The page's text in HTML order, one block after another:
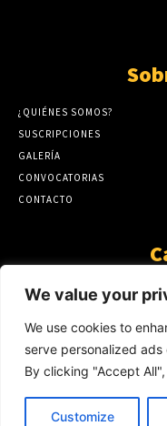
We value your
We use cookies to
serve personalized
By clicking "Accept
Customize
¿QUIÉNES SOMOS?
SUSCRIPCIONES
GALERÍA
CONVOCATORIAS
CONTACTO
AL